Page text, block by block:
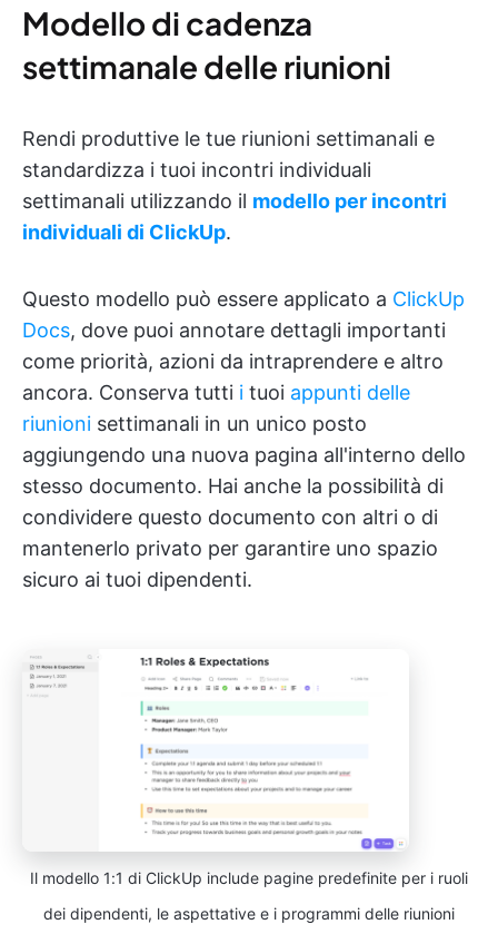
Modello di cadenza
settimanale delle riunioni
Rendi produttive le tue riunioni settimanali e
standardizza i tuoi incontri individuali
settimanali utilizzando il modello per incontri
individuali di ClickUp.
Questo modello può essere applicato a ClickUp
Docs, dove puoi annotare dettagli importanti
come priorità, azioni da intraprendere e altro
ancora. Conserva tutti i tuoi appunti delle
riunioni settimanali in un unico posto
aggiungendo una nuova pagina all'interno dello
stesso documento. Hai anche la possibilità di
condividere questo documento con altri o di
mantenerlo privato per garantire uno spazio
sicuro ai tuoi dipendenti.
Il modello 1:1 di ClickUp include pagine predefinite per i ruoli
dei dipendenti, le aspettative e i programmi delle riunioni